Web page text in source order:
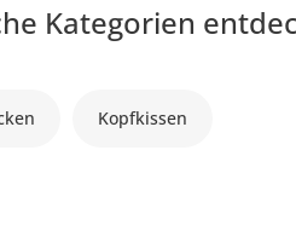
Kategorien
Kopfkissen